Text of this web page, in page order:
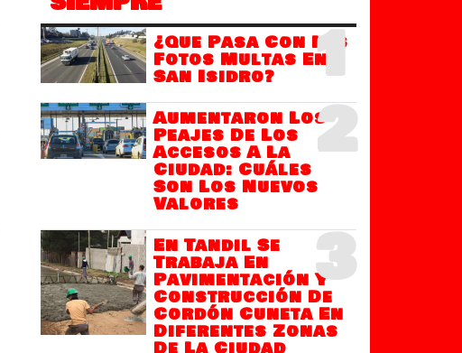
1
¿Que Pasa Con Las
Fotos Multas En
San Isidro?
2
Aumentaron Los
Peajes De Los
Accesos A La
Ciudad: Cuáles
Son Los Nuevos
Valores
3
En Tandil Se
Trabaja En
Pavimentación Y
Construcción De
Cordón Cuneta En
Diferentes Zonas